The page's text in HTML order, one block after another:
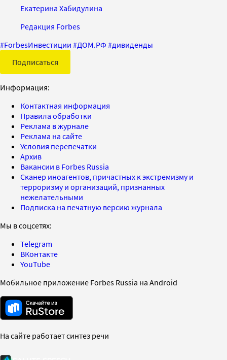
Екатерина Хабидулина
Редакция Forbes
#ForbesИнвестиции #ДОМ.РФ #дивиденды
Подписаться
Информация:
Контактная информация
Правила обработки
Реклама в журнале
Реклама на сайте
Условия перепечатки
Архив
Вакансии в Forbes Russia
Сканер иноагентов, причастных к экстремизму и
терроризму и организаций, признанных
нежелательными
Подписка на печатную версию журнала
Мы в соцсетях:
Telegram
ВКонтакте
YouTube
Мобильное приложение Forbes Russia на Android
На сайте работает синтез речи